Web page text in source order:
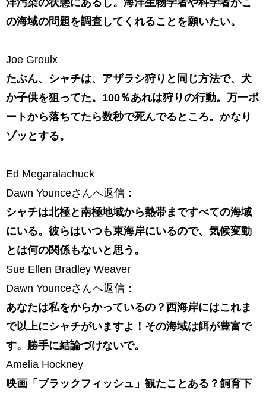
洋汚染の状態にあるし。海洋生物学者や科学者がこ
の海域の問題を調査してくれることを願いたい。
Joe Groulx
たぶん、シャチは、 アザラシ狩りと同じ方法で、 犬
か子供を狙ってた。100％あれは狩りの行動。万一ボ
ートから落ちてたら数秒で死んでるところ。かなり
ゾッとする。
Ed Megaralachuck
Dawn Younceさんへ返信：
シャチは北極と南極地域から熱帯まですべての海域
にいる。彼らはいつも東海岸にいるので、気候変動
とは何の関係もないと思う。
Sue Ellen Bradley Weaver
Dawn Younceさんへ返信：
あなたは私をからかっているの？西海岸にはこれま
で以上にシャチがいますよ！その海域は餌が豊富で
す。勝手に結論づけないで。
Amelia Hockney
映画「ブラックフィッシュ」観たことある？飼育下